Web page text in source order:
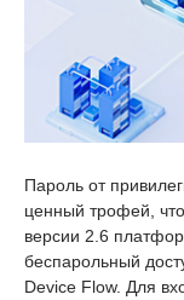
Пароль от
ценный трофей,
версии 2.6
беспарольный
Device Flow. Для